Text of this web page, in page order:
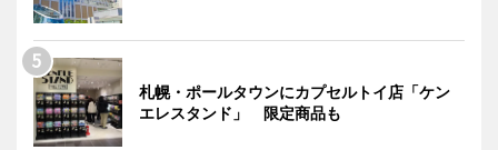
札幌・ポールタウンにカプセルトイ店「ケン
エレスタンド」 限定商品も